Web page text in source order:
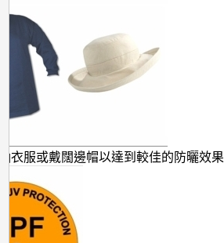
衣服或戴闊邊帽以達到較佳的防曬效果